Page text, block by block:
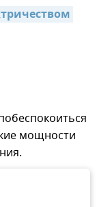
мощности